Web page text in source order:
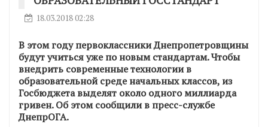
18.03.2018 02:28
В этом году первоклассники Днепропетровщины
будут учиться уже по новым стандартам. Чтобы
внедрить современные технологии в
образовательной среде начальных классов, из
Госбюджета выделят около одного миллиарда
гривен. Об этом сообщили в пресс-службе
ДнепрОГА.